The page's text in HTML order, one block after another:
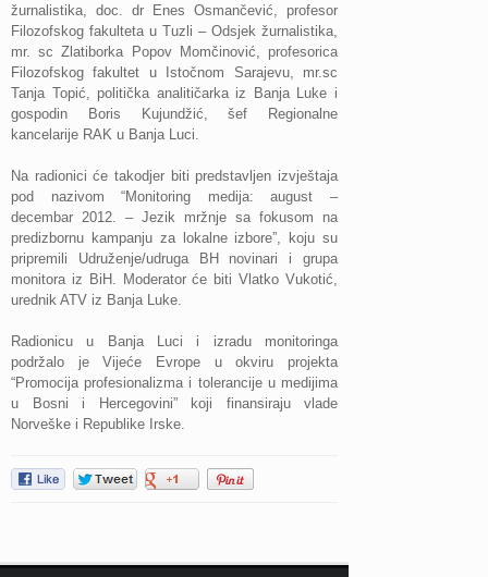
žurnalistika, doc. dr Enes Osmančević, profesor
Filozofskog fakulteta u Tuzli – Odsjek žurnalistika,
mr. sc Zlatiborka Popov Momčinović, profesorica
Filozofskog fakultet u Istočnom Sarajevu, mr.sc
Tanja Topić, politička analitičarka iz Banja Luke i
gospodin Boris Kujundžić,šef Regionalne
kancelarije RAK u Banja Luci.
Na radionici će takodjer biti predstavljen izvještaja
pod nazivom “Monitoring medija: august –
decembar 2012. – Jezik mržnje sa fokusom na
predizbornu kampanju za lokalne izbore”, koju su
pripremili Udruženje/udruga BH novinari i grupa
monitora iz BiH. Moderator će bitiVlatko Vukotić,
urednik ATV iz Banja Luke.
Radionicu u Banja Luci i izradu monitoringa
podržalo je Vijeće Evrope u okviru projekta
“Promocija profesionalizma i tolerancije u medijima
u Bosni i Hercegovini” koji finansiraju vlade
Norveške i Republike Irske.